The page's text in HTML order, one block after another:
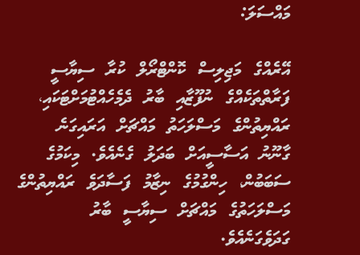
މައްސަލަ:
އޭރެއްގެ މަޖިލިސް ކޮންޓްރޯލް ކުރާ ސިޔާސީ
ފަރާތްތަކެއްގެ ނުފޫޒާއި ބާރު ދެމެހެއްޓުމަށްޓަކައި،
ރައްޔިތުންގެ މަސްލަހަތު މައްޗަށް އަރައިގަނެ
ގާނޫނު އަސާސީއަށް ބަދަލު ގެނެއެވެ. މިކަމުގެ
ސަބަބުން، ހިންގުމުގެ ނިޒާމު ފަސާދަވެ ރައްޔިތުންގެ
މަސްލަހަތުގެ މައްޗަށް ސިޔާސީ ބާރު
ގަދަވެގަނެއެވެ.